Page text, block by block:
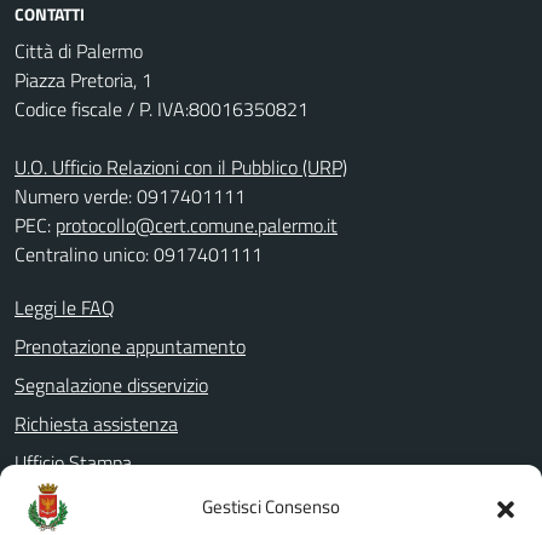
Gestisci Consenso
CONTATTI
Città di Palermo
Piazza Pretoria, 1
Codice fiscale / P. IVA:80016350821
U.O. Ufficio Relazioni con il Pubblico (URP)
Numero verde: 0917401111
PEC: protocollo@cert.comune.palermo.it
Centralino unico: 0917401111
Leggi le FAQ
Prenotazione appuntamento
Segnalazione disservizio
Richiesta assistenza
Ufficio Stampa
Amministrazione Trasparente